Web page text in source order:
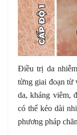
Điều trị da
từng giai đoạn từ
da, kháng viêm,
có thể kéo dài
phương pháp